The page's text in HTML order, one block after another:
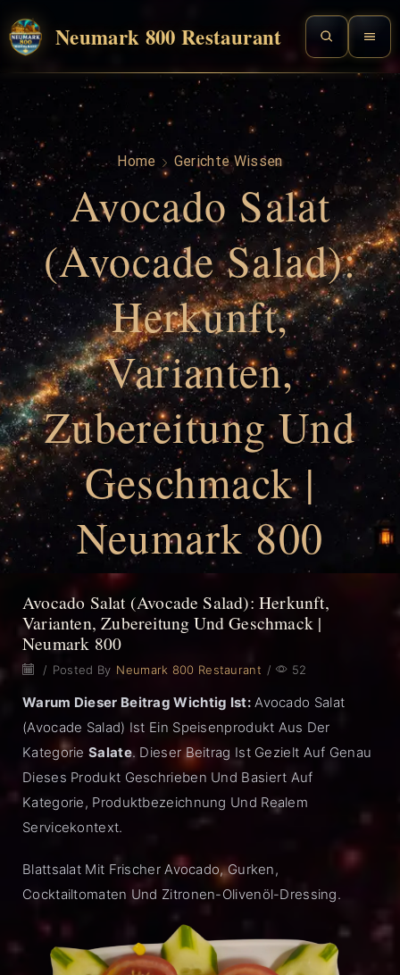
Neumark 800 Restaurant
Home Gerichte Wissen
Avocado Salat
(Avocade Salad):
Herkunft,
Varianten,
Zubereitung Und
Geschmack |
Neumark 800
Avocado Salat (Avocade Salad): Herkunft,
Varianten, Zubereitung Und Geschmack |
Neumark 800
/ Posted By Neumark 800 Restaurant / 52
Warum Dieser Beitrag Wichtig Ist:Avocado Salat
(Avocade Salad) Ist Ein Speisenprodukt Aus Der
Kategorie Salate. Dieser Beitrag Ist Gezielt Auf Genau
Dieses Produkt Geschrieben Und Basiert Auf
Kategorie, Produktbezeichnung Und Realem
Servicekontext.
Blattsalat Mit Frischer Avocado, Gurken,
Cocktailtomaten Und Zitronen-Olivenöl-Dressing.